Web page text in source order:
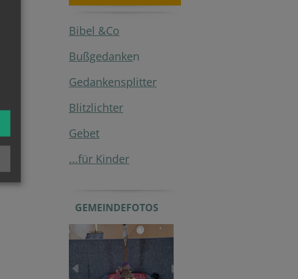
Bibel &Co
Bußgedanken
Gedankensplitter
Blitzlichter
Gebet
...für Kinder
GEMEINDEFOTOS